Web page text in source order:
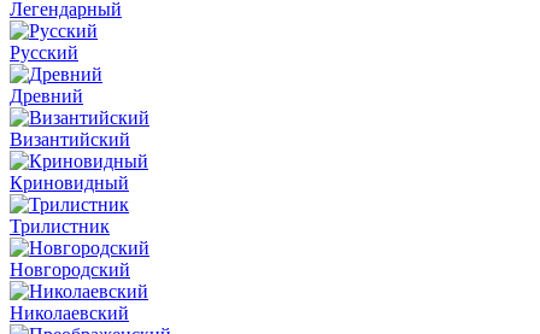
Легендарный
Русский
Древний
Византийский
Криновидный
Трилистник
Новгородский
Николаевский